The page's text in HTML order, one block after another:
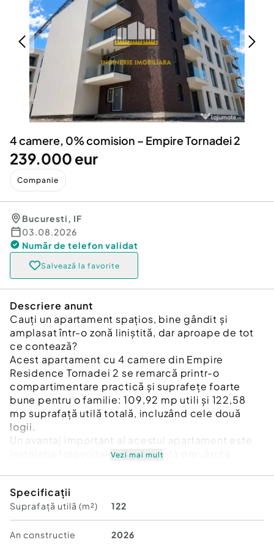
Servicii
Animale de companie
Afaceri și echipamente profesionale
Inchiriere Bunuri si Vehicule
Utilaje agricole si industriale
Piese auto si accesorii
Dacia Duster
4 camere, 0% comision – Empire Tornadei 2
239.000 eur
Companie
Bucuresti, IF
03.08.2026
Număr de telefon validat
Salvează la favorite
Descriere anunt
Cauți un apartament spațios, bine gândit și
amplasat într-o zonă liniștită, dar aproape de tot
ce contează?
Acest apartament cu 4 camere din Empire
Residence Tornadei 2 se remarcă printr-o
compartimentare practică și suprafețe foarte
bune pentru o familie: 109,92 mp utili și 122,58
mp suprafață utilă totală, incluzând cele două
logii.
Un avantaj important al acestui apartament este
instalația fotovoltaică individuală prevăzută
În plus, pentru imobil vor fi prevăzute panouri
fotovoltaice dedicate spațiilor comune, iar
apartamentele de la etajul 3 beneficiază
suplimentar de instalații fotovoltaice individuale
Vezi mai mult
Specificații
Suprafață utilă (m²) 122
An constructie 2026